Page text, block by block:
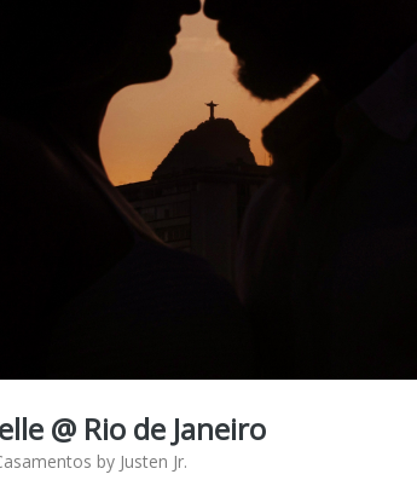
@ Rio de Janeiro
by Justen Jr.